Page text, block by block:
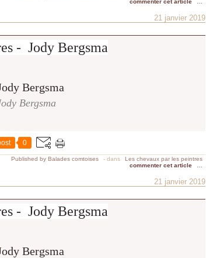
commenter cet article
21 janvier 2019
- Jody Bergsma
Bergsma
0
Published by Balades comtoises - dans
Les chevaux par les peintres
commenter cet article
21 janvier 2019
- Jody Bergsma